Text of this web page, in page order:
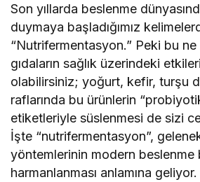
Son yıllarda beslenme
duymaya başladığımız
“Nutrifermentasyon.” Peki bu
gıdaların sağlık üzerindeki
olabilirsiniz; yoğurt, kefir, turşu
raflarında bu ürünlerin
etiketleriyle süslenmesi de sizi
İşte “nutrifermentasyon”,
yöntemlerinin modern beslenme
harmanlanması anlamına